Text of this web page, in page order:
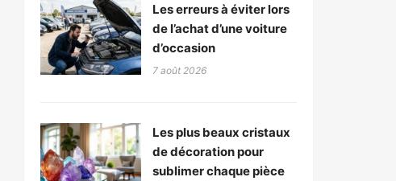
Les erreurs à éviter lors
de l’achat d’une voiture
d’occasion
7 août 2026
Les plus beaux cristaux
de décoration pour
sublimer chaque pièce